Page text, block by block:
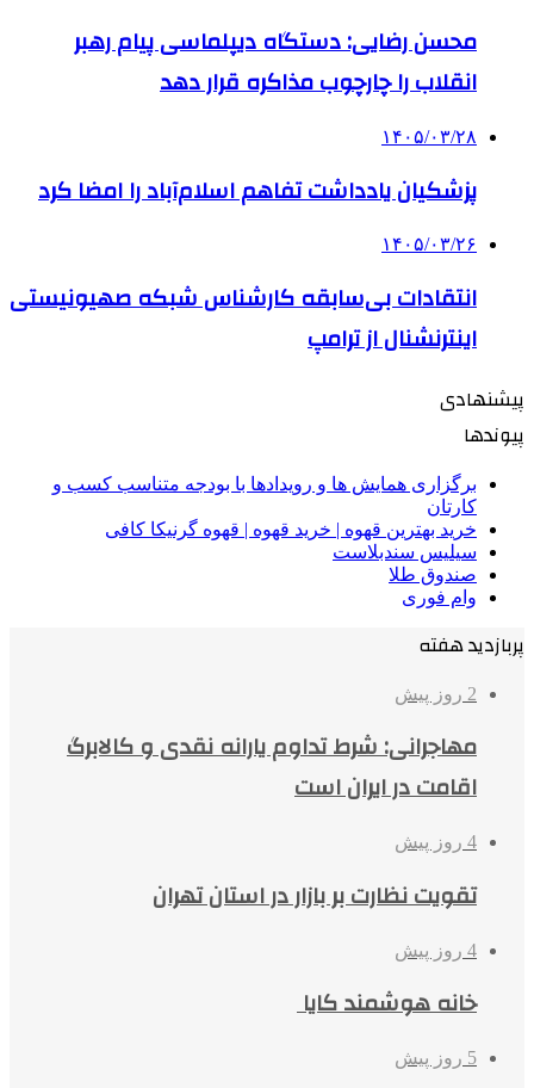
محسن رضایی: دستگاه دیپلماسی پیام رهبر
انقلاب را چارچوب مذاکره قرار دهد
۱۴۰۵/۰۳/۲۸
پزشکیان یادداشت تفاهم اسلام‌آباد را امضا کرد
۱۴۰۵/۰۳/۲۶
انتقادات بی‌سابقه کارشناس شبکه صهیونیستی
اینترنشنال از ترامپ
پیشنهادی
پیوندها
برگزاری همایش ها و رویدادها با بودجه متناسب کسب و
کارتان
خرید بهترین قهوه | خرید قهوه | قهوه گرنیکا کافی
سیلیس سندبلاست
صندوق طلا
وام فوری
پربازدید هفته
2 روز پیش
مهاجرانی: شرط تداوم یارانه نقدی و کالابرگ
اقامت در ایران است
4 روز پیش
تقویت نظارت بر بازار در استان تهران
4 روز پیش
خانه هوشمند کایا
5 روز پیش